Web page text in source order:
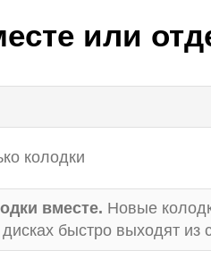
или
колодки
вместе. Новые
быстро выходят из